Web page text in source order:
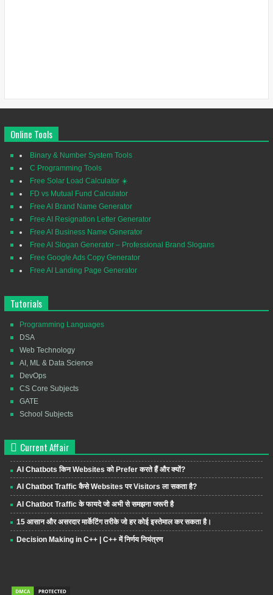
Online Tools
Binary & Number System Tools
C Programming Tools
Free Solar Load Calculator ☀️
FD vs Mutual Fund Calculator
Free AI Brand Name Generator
Free AI Resignation Letter Generator
Free AI Business Name Generator
Free AI Slogan Generator – Professional Brand Slogans
Free Google Ads Copy Generator
Free AI Landing Page Generator
Tutorials
Programming Languages
DSA
Web Technology
AI, ML & Data Science
DevOps
CS Core Subjects
GATE
School Subjects
Current Affair
AI Chatbots किन Websites को Prefer करते हैं और क्यों?
AI Chatbot Traffic कैसे Websites पर Visitors ला सकता है?
AI Chatbot Traffic के फायदे जो अभी से समझना जरूरी है
15 आसान और असरदार मार्केटिंग तरीके जो हर कोई इस्तेमाल कर सकता है।
Decision Making in C++ | C++ में निर्णय नियंत्रण